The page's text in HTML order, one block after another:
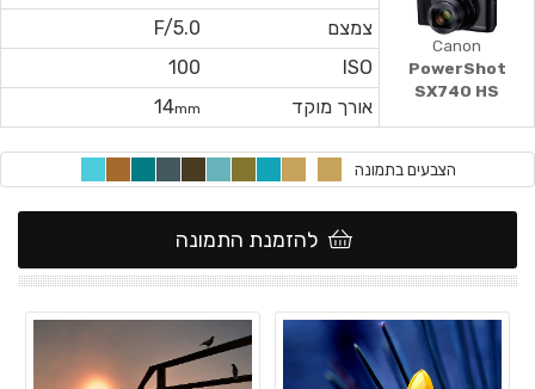
צמצם
F/5.0
ISO
100
אורך מוקד
14mm
Canon
PowerShot
SX740 HS
הצבעים בתמונה
להזמנת התמונה